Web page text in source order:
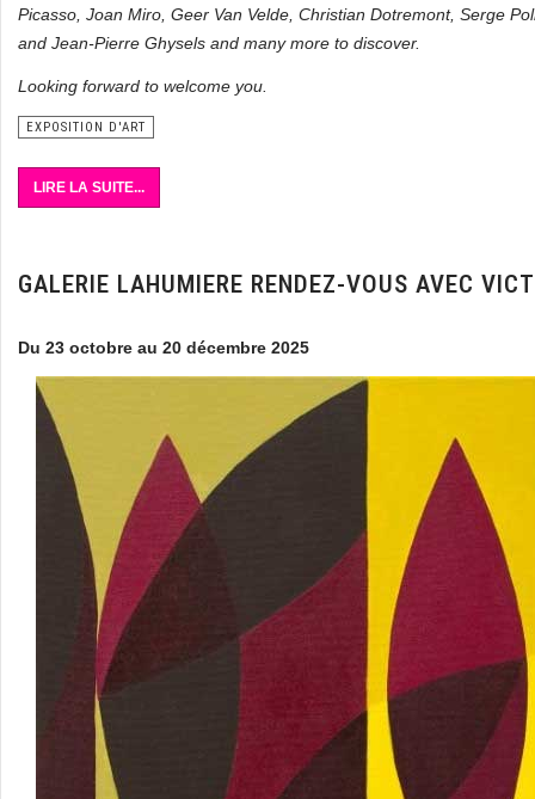
Picasso, Joan Miro, Geer Van Velde, Christian Dotremont, Serge
and Jean-Pierre Ghysels and many more to discover.
Looking forward to welcome you.
EXPOSITION D'ART
LIRE LA SUITE...
GALERIE LAHUMIERE RENDEZ-VOUS AVEC
Du 23 octobre au 20 décembre 2025